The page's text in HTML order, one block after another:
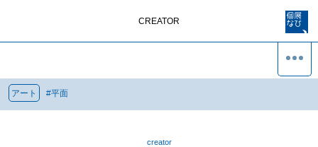
CREATOR
アート #平面
creator